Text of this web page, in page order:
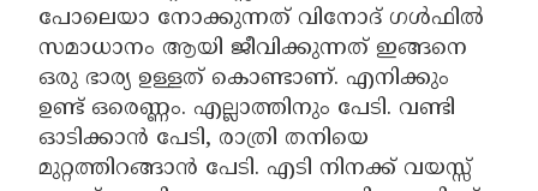
പോലെയാ നോക്കുന്നത് വിനോദ് ഗൾഫിൽ
സമാധാനം ആയി ജീവിക്കുന്നത് ഇങ്ങനെ
ഒരു ഭാര്യ ഉള്ളത് കൊണ്ടാണ്. എനിക്കും
ഉണ്ട് ഒരെണ്ണം. എല്ലാത്തിനും പേടി. വണ്ടി
ഓടിക്കാൻ പേടി, രാത്രി തനിയെ
മുറ്റത്തിറങ്ങാൻ പേടി. എടി നിനക്ക് വയസ്സ്